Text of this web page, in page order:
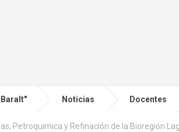
Noticias Docentes
Petroquimica y Refinación de la Bioregión